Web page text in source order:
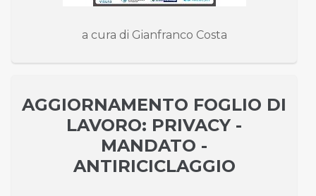
a cura di Gianfranco Costa
AGGIORNAMENTO FOGLIO DI
LAVORO: PRIVACY -
MANDATO -
ANTIRICICLAGGIO